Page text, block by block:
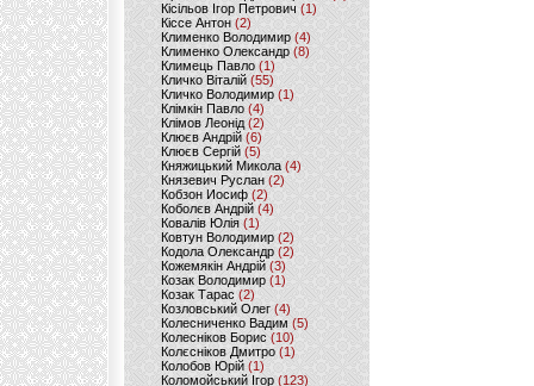
Кісільов Ігор Петрович (1)
Кіссе Антон (2)
Клименко Володимир(4)
Клименко Олександр (8)
Климець Павло (1)
Кличко Віталій(55)
Кличко Володимир (1)
Клімкін Павло (4)
Клімов Леонід(2)
Клюєв Андрій(6)
Клюєв Сергій (5)
Княжицький Микола(4)
Князевич Руслан (2)
Кобзон Иосиф(2)
Коболєв Андрій (4)
Ковалів Юлія(1)
Ковтун Володимир (2)
Кодола Олександр (2)
Кожемякін Андрій (3)
Козак Володимир (1)
Козак Тарас (2)
Козловський Олег(4)
Колесниченко Вадим (5)
Колесніков Борис (10)
Колєсніков Дмитро (1)
Колобов Юрій (1)
Коломойський Ігор (123)